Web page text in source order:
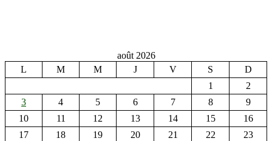
août 2026
L
M M J V S
D
1
2
3
4 5 6 7 8
9
10
11 12 13 14 15
16
17
18 19 20 21 22
23